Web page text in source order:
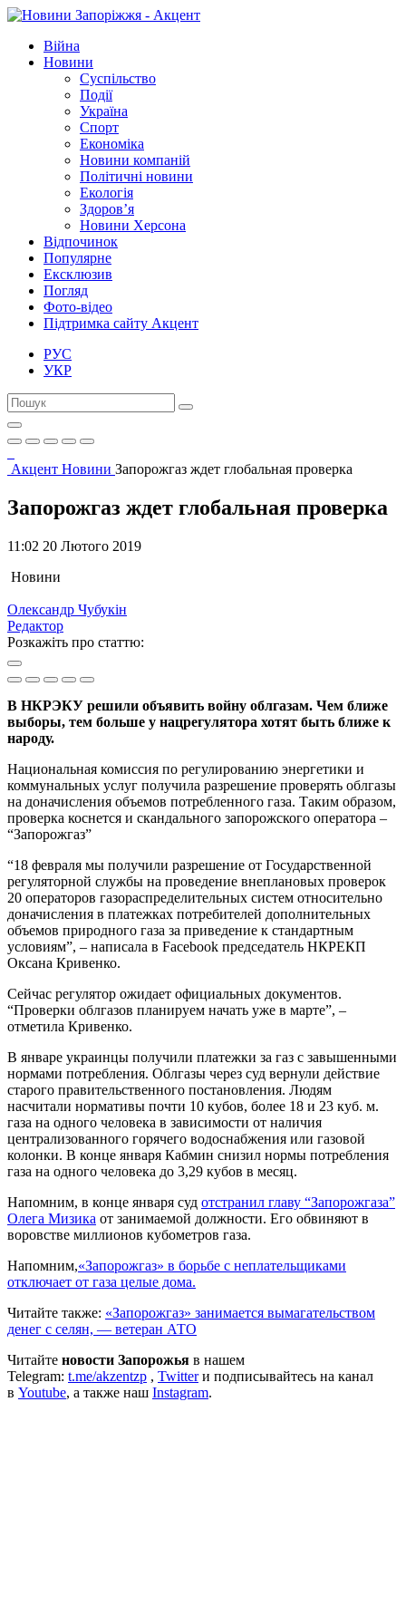
Війна
Новини
Суспільство
Події
Україна
Спорт
Економіка
Новини компаній
Політичні новини
Екологія
Здоров’я
Новини Херсона
Відпочинок
Популярне
Ексклюзив
Погляд
Фото-відео
Підтримка сайту Акцент
РУС
УКР
Акцент Новини Запорожгаз ждет глобальная проверка
Запорожгаз ждет глобальная проверка
11:02 20 Лютого 2019
Новини
Олександр Чубукін
Редактор
Розкажіть про статтю:
В НКРЭКУ решили объявить войну облгазам. Чем ближе
выборы, тем больше у нацрегулятора хотят быть ближе к
народу.
Национальная комиссия по регулированию энергетики и
коммунальных услуг получила разрешение проверять облгазы
на доначисления объемов потребленного газа. Таким образом,
проверка коснется и скандального запорожского оператора –
“Запорожгаз”
“18 февраля мы получили разрешение от Государственной
регуляторной службы на проведение внеплановых проверок
20 операторов газораспределительных систем относительно
доначисления в платежках потребителей дополнительных
объемов природного газа за приведение к стандартным
условиям”, – написала в Facebook председатель НКРЕКП
Оксана Кривенко.
Сейчас регулятор ожидает официальных документов.
“Проверки облгазов планируем начать уже в марте”, –
отметила Кривенко.
В январе украинцы получили платежки за газ с завышенными
нормами потребления. Облгазы через суд вернули действие
старого правительственного постановления. Людям
насчитали нормативы почти 10 кубов, более 18 и 23 куб. м.
газа на одного человека в зависимости от наличия
централизованного горячего водоснабжения или газовой
колонки. В конце января Кабмин снизил нормы потребления
газа на одного человека до 3,29 кубов в месяц.
Напомним, в конце января суд отстранил главу “Запорожгаза”
Олега Мизика от занимаемой должности. Его обвиняют в
воровстве миллионов кубометров газа.
Напомним,«Запорожгаз» в борьбе с неплательщиками
отключает от газа целые дома.
Читайте также: «Запорожгаз» занимается вымагательством
денег с селян, — ветеран АТО
Читайте новости Запорожья в нашем
Telegram: t.me/akzentzp , Twitterи подписывайтесь на канал
в Youtube, а также наш Instagram.